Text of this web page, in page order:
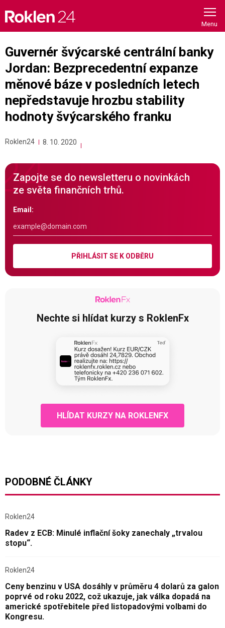
content
Guvernér švýcarské centrální banky
Jordan: Bezprecedentní expanze
měnové báze v posledních letech
nepředstavuje hrozbu stability
hodnoty švýcarského franku
Roklen24 8. 10. 2020
Zapojte se do newsletteru o novinkách
ze světa finančních trhů.
Email:
PŘIHLÁSIT SE K ODBĚRU
Nechte si hlídat kurzy s RoklenFx
HLÍDAT KURZY NA ROKLENFX
PODOBNÉ ČLÁNKY
Roklen24
Radev z ECB: Minulé inflační šoky zanechaly „trvalou
stopu“.
Roklen24
Ceny benzinu v USA dosáhly v průměru 4 dolarů za galon
poprvé od roku 2022, což ukazuje, jak válka dopadá na
americké spotřebitele před listopadovými volbami do
Kongresu.